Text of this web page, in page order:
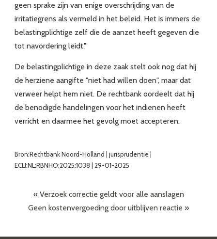
geen sprake zijn van enige overschrijding van de
irritatiegrens als vermeld in het beleid. Het is immers de
belastingplichtige zelf die de aanzet heeft gegeven die
tot navordering leidt."
De belastingplichtige in deze zaak stelt ook nog dat hij
de herziene aangifte "niet had willen doen", maar dat
verweer helpt hem niet. De rechtbank oordeelt dat hij
de benodigde handelingen voor het indienen heeft
verricht en daarmee het gevolg moet accepteren.
Bron:Rechtbank Noord-Holland | jurisprudentie |
ECLI:NL:RBNHO:2025:1038 | 29-01-2025
« Verzoek correctie geldt voor alle aanslagen
Geen kostenvergoeding door uitblijven reactie »